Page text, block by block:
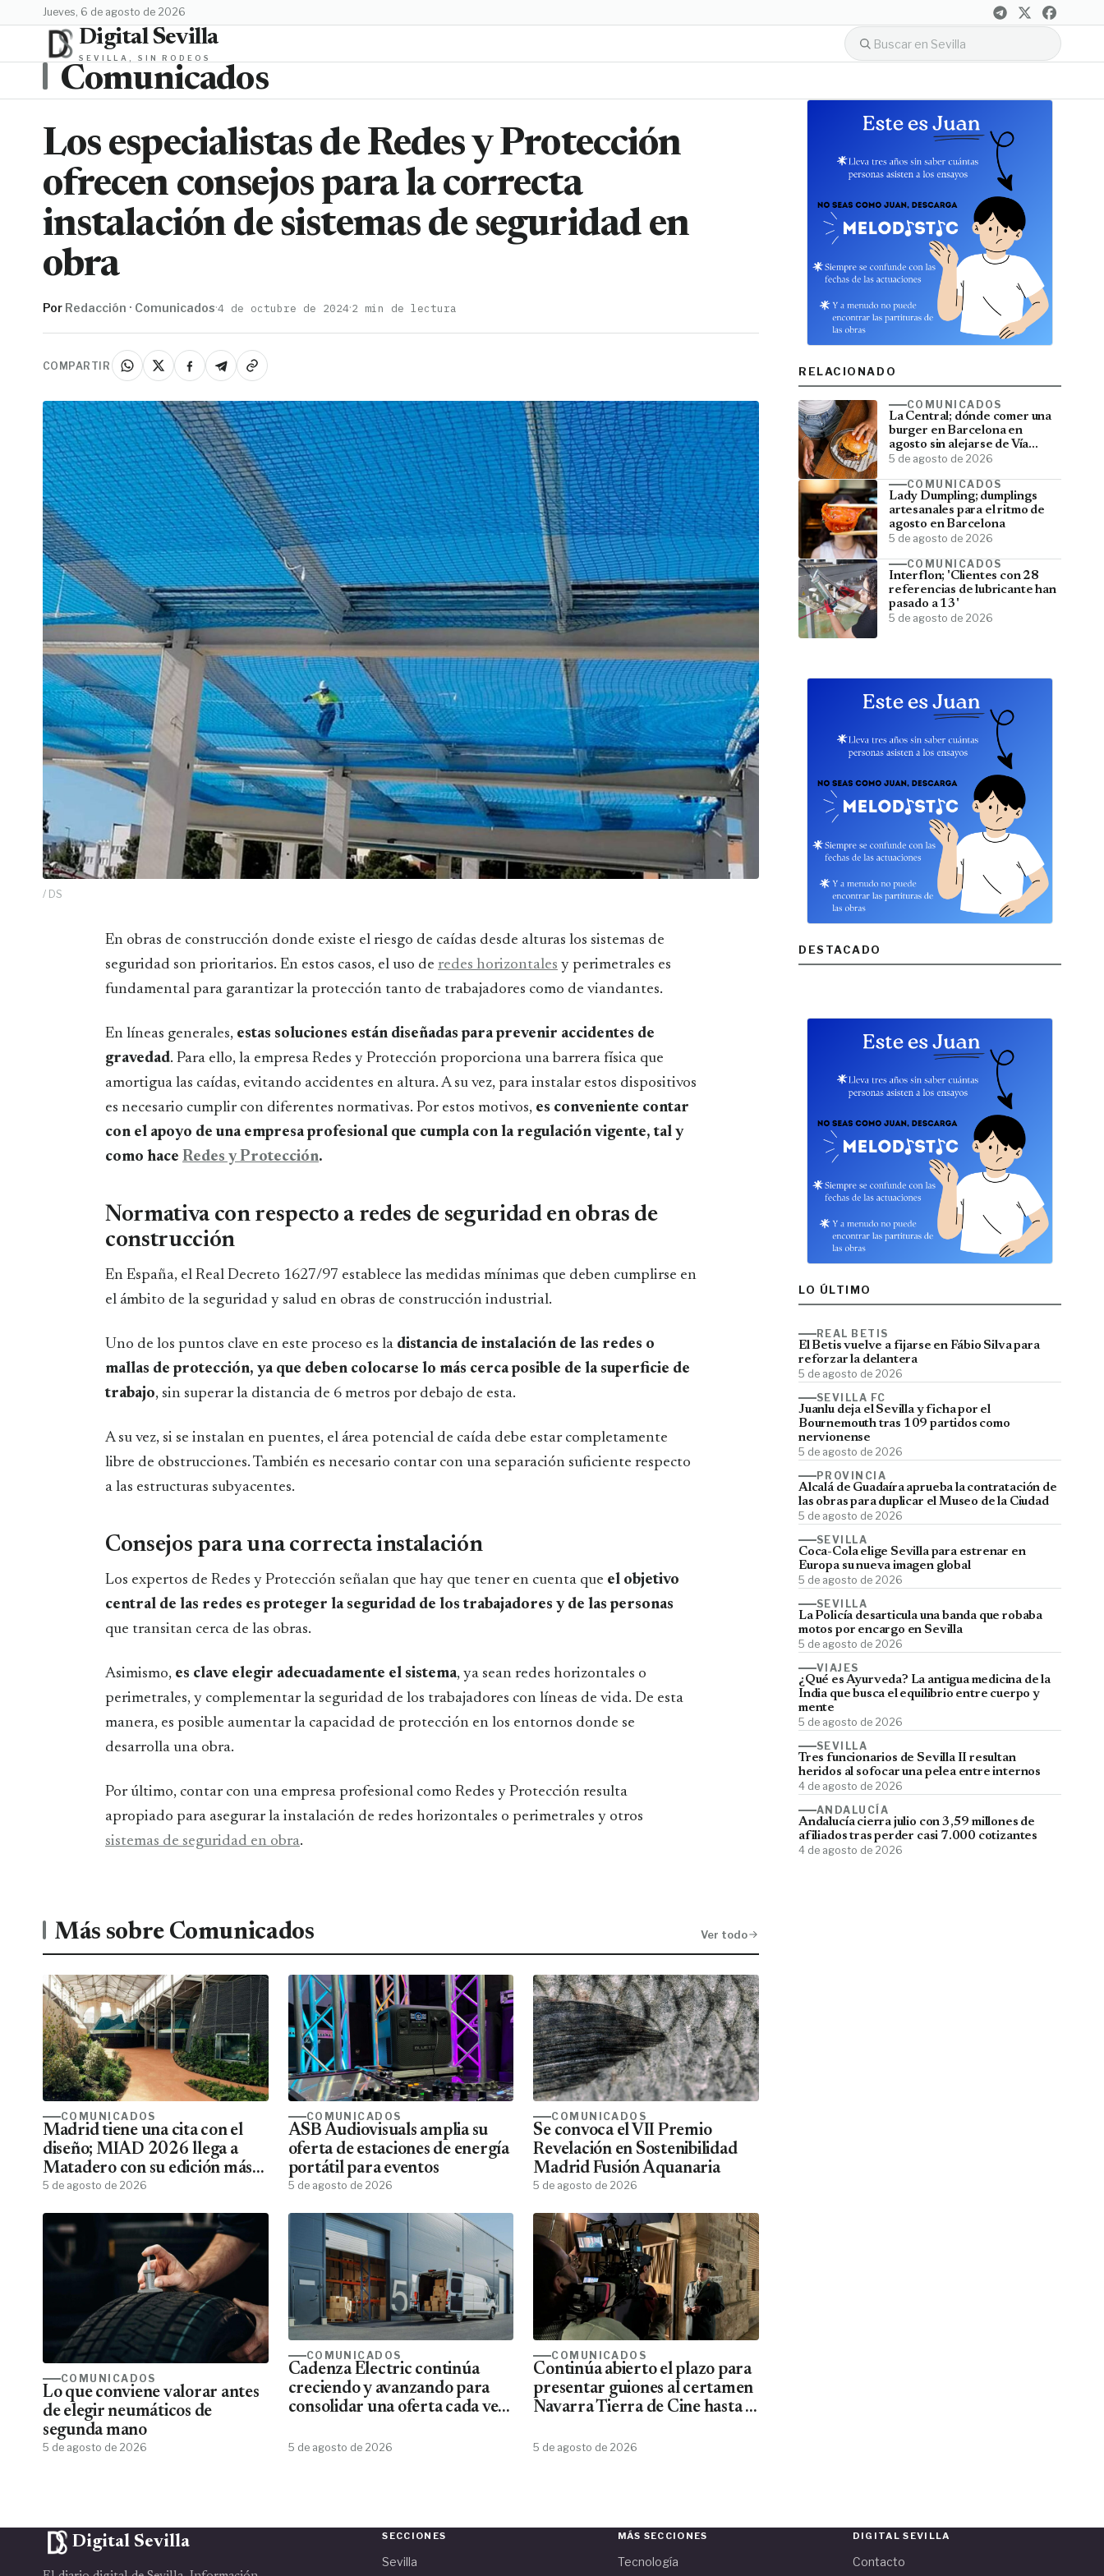
jueves, 6 de agosto de 2026
Digital Sevilla
SEVILLA, SIN RODEOS
Comunicados
Los especialistas de Redes y Protección
ofrecen consejos para la correcta
instalación de sistemas de seguridad en
obra
Por Redacción · Comunicados·4 de octubre de 2024·2 min de lectura
COMPARTIR
/ DS
En obras de construcción donde existe el riesgo de caídas desde alturas los sistemas de
seguridad son prioritarios. En estos casos, el uso de redes horizontales y perimetrales es
fundamental para garantizar la protección tanto de trabajadores como de viandantes.
En líneas generales, estas soluciones están diseñadas para prevenir accidentes de
gravedad. Para ello, la empresa Redes y Protección proporciona una barrera física que
amortigua las caídas, evitando accidentes en altura. A su vez, para instalar estos dispositivos
es necesario cumplir con diferentes normativas. Por estos motivos, es conveniente contar
con el apoyo de una empresa profesional que cumpla con la regulación vigente, tal y
como hace Redes y Protección.
Normativa con respecto a redes de seguridad en obras de
construcción
En España, el Real Decreto 1627/97 establece las medidas mínimas que deben cumplirse en
el ámbito de la seguridad y salud en obras de construcción industrial.
Uno de los puntos clave en este proceso es la distancia de instalación de las redes o
mallas de protección, ya que deben colocarse lo más cerca posible de la superficie de
trabajo, sin superar la distancia de 6 metros por debajo de esta.
A su vez, si se instalan en puentes, el área potencial de caída debe estar completamente
libre de obstrucciones. También es necesario contar con una separación suficiente respecto
a las estructuras subyacentes.
Consejos para una correcta instalación
Los expertos de Redes y Protección señalan que hay que tener en cuenta que el objetivo
central de las redes es proteger la seguridad de los trabajadores y de las personas
que transitan cerca de las obras.
Asimismo, es clave elegir adecuadamente el sistema, ya sean redes horizontales o
perimetrales, y complementar la seguridad de los trabajadores con líneas de vida. De esta
manera, es posible aumentar la capacidad de protección en los entornos donde se
desarrolla una obra.
Por último, contar con una empresa profesional como Redes y Protección resulta
apropiado para asegurar la instalación de redes horizontales o perimetrales y otros
sistemas de seguridad en obra.
Más sobre Comunicados Ver todo
COMUNICADOS
Madrid tiene una cita con el
diseño; MIAD 2026 llega a
Matadero con su edición más
ambiciosa
5 de agosto de 2026
COMUNICADOS
ASB Audiovisuals amplia su
oferta de estaciones de energía
portátil para eventos
5 de agosto de 2026
COMUNICADOS
Se convoca el VII Premio
Revelación en Sostenibilidad
Madrid Fusión Aquanaria
5 de agosto de 2026
COMUNICADOS
Lo que conviene valorar antes
de elegir neumáticos de
segunda mano
5 de agosto de 2026
COMUNICADOS
Cadenza Electric continúa
creciendo y avanzando para
consolidar una oferta cada vez
eléctrico Schneider
5 de agosto de 2026
COMUNICADOS
Continúa abierto el plazo para
presentar guiones al certamen
Navarra Tierra de Cine hasta el
5 de agosto de 2026
RELACIONADO
COMUNICADOS
La Central; dónde comer una
burger en Barcelona en
agosto sin alejarse de Vía
Laietana
5 de agosto de 2026
COMUNICADOS
Lady Dumpling; dumplings
artesanales para el ritmo de
agosto en Barcelona
5 de agosto de 2026
COMUNICADOS
Interflon; 'Clientes con 28
referencias de lubricante han
pasado a 13'
5 de agosto de 2026
DESTACADO
LO ÚLTIMO
REAL BETIS
El Betis vuelve a fijarse en Fábio Silva para
reforzar la delantera
5 de agosto de 2026
SEVILLA FC
Juanlu deja el Sevilla y ficha por el
Bournemouth tras 109 partidos como
nervionense
5 de agosto de 2026
PROVINCIA
Alcalá de Guadaíra aprueba la contratación de
las obras para duplicar el Museo de la Ciudad
5 de agosto de 2026
SEVILLA
Coca-Cola elige Sevilla para estrenar en
Europa su nueva imagen global
5 de agosto de 2026
SEVILLA
La Policía desarticula una banda que robaba
motos por encargo en Sevilla
5 de agosto de 2026
VIAJES
¿Qué es Ayurveda? La antigua medicina de la
India que busca el equilibrio entre cuerpo y
mente
5 de agosto de 2026
SEVILLA
Tres funcionarios de Sevilla II resultan
heridos al sofocar una pelea entre internos
4 de agosto de 2026
ANDALUCÍA
Andalucía cierra julio con 3,59 millones de
afiliados tras perder casi 7.000 cotizantes
4 de agosto de 2026
Digital Sevilla SECCIONES
Sevilla
MÁS SECCIONES
Tecnología
DIGITAL SEVILLA
Contacto